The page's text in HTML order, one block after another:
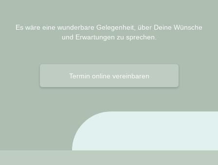
Es wäre eine wunderbare Gelegenheit, über Deine Wünsche
und Erwartungen zu sprechen.
Termin online vereinbaren